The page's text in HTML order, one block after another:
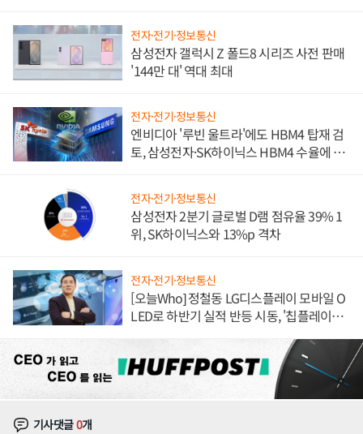
전자·전기·정보통신
삼성전자 갤럭시 Z 폴드8 시리즈 사전 판매
'144만 대' 역대 최대
전자·전기·정보통신
엔비디아 '루빈 울트라'에도 HBM4 탑재 검
토, 삼성전자·SK하이닉스 HBM4 수율에 주
전자·전기·정보통신
삼성전자 2분기 글로벌 D램 점유율 39% 1
위, SK하이닉스와 13%p 격차
전자·전기·정보통신
[오늘Who] 정철동 LG디스플레이 모바일 O
LED로 하반기 실적 반등 시동, '칩플레이
기사댓글0개